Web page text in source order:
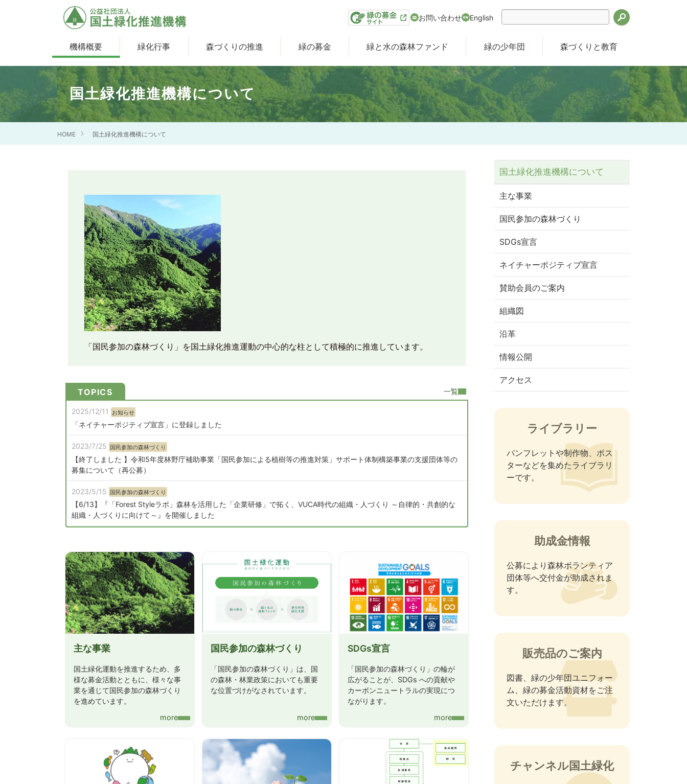
お問い合わせ English 検索
機構概要 緑化行事 森づくりの推進 緑の募金 緑と水の森林ファンド 緑の少年団 森づくりと教育
国土緑化推進機構について
HOME 国土緑化推進機構について
「国民参加の森林づくり」を国土緑化推進運動の中心的な柱として積極的に推進しています。
TOPICS 一覧
2025/12/11 お知らせ
「ネイチャーポジティブ宣言」に登録しました
2023/7/25 国民参加の森林づくり
【終了しました 】令和5年度林野庁補助事業「国民参加による植樹等の推進対策」サポート体制構築事業の支援団体等の
募集について（再公募）
2023/5/15 国民参加の森林づくり
【6/13】『「Forest Styleラボ」森林を活用した「企業研修」で拓く、VUCA時代の組織・人づくり ～自律的・共創的な
組織・人づくりに向けて～』を開催しました
2022/3/10 国民参加の森林づくり
【シンポジウム】『新たな森と人との関わり「Forest Style」の提案』を開催しました（3/10）
2021/6/9 国民参加の森林づくり
Forest Style.jpオープンしました！
消費税に関する事業者向け広報・周知等について
2019/2/18 お知らせ
「国土緑化推進機構のSDGs宣言」を更新しました
木材利用ポイント基金管理の終了について
お知らせ
合板・製材生産性強化基金に係る基本的事項の公表について
主な事業
国土緑化運動を推進するため、多
様な募金活動とともに、様々な事
業を通じて国民参加の森林づくり
を進めています。
more
国民参加の森林づくり
「国民参加の森林づくり」は、国
の森林・林業政策においても重要
な位置づけがなされています。
more
SDGs宣言
「国民参加の森林づくり」の輪が
広がることが、SDGs への貢献や
カーボンニュートラルの実現につ
ながります。
more
国土緑化推進機構について
主な事業
国民参加の森林づくり
SDGs宣言
ネイチャーポジティブ宣言
賛助会員のご案内
組織図
沿革
情報公開
アクセス
ライブラリー
パンフレットや制作物、ポス
ターなどを集めたライブラリ
ーです。
助成金情報
公募により森林ボランティア
団体等へ交付金が助成されま
す。
販売品のご案内
図書、緑の少年団ユニフォー
ム、緑の募金活動資材をご注
文いただけます。
チャンネル国土緑化